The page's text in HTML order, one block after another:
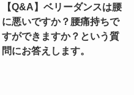
【Q&A】ベリーダンスは腰
に悪いですか？腰痛持ちで
すができますか？という質
問にお答えします。